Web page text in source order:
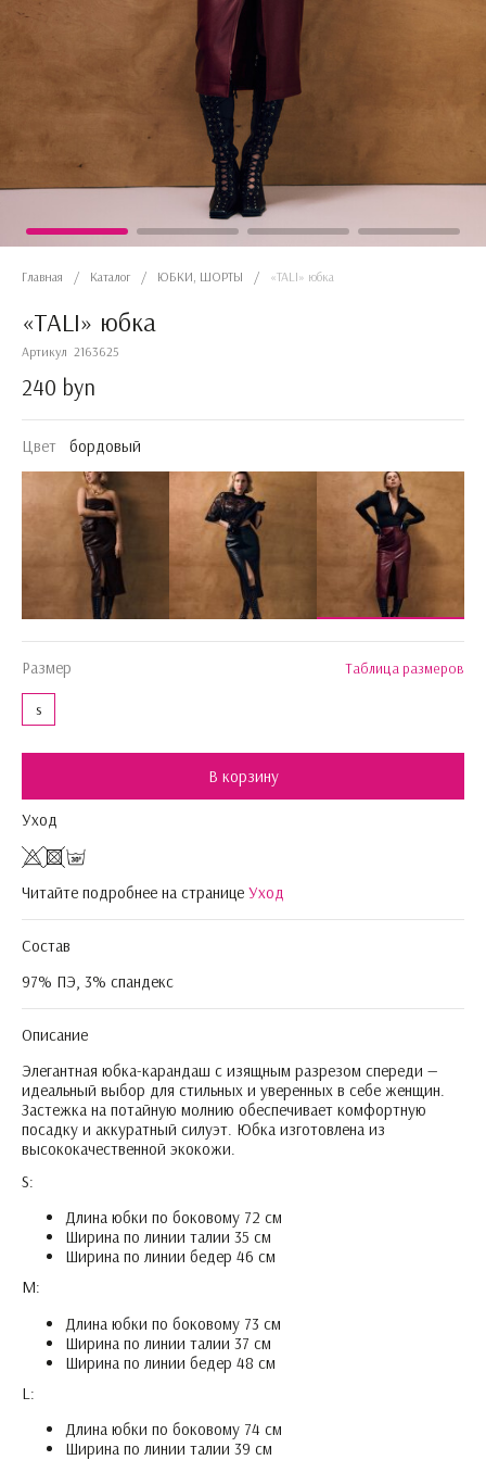
Главная / Каталог / ЮБКИ, ШОРТЫ / «TALI» юбка
«TALI» юбка
Артикул 2163625
240 byn
Цвет бордовый
Размер Таблица размеров
s
В корзину
Уход
Читайте подробнее на странице Уход
Состав
97% ПЭ, 3% спандекс
Описание
Элегантная юбка-карандаш с изящным разрезом спереди —
идеальный выбор для стильных и уверенных в себе женщин.
Застежка на потайную молнию обеспечивает комфортную
посадку и аккуратный силуэт. Юбка изготовлена из
высококачественной экокожи.
S:
Длина юбки по боковому 72 см
Ширина по линии талии 35 см
Ширина по линии бедер 46 см
М:
Длина юбки по боковому 73 см
Ширина по линии талии 37 см
Ширина по линии бедер 48 см
L:
Длина юбки по боковому 74 см
Ширина по линии талии 39 см